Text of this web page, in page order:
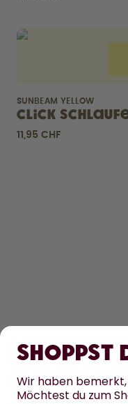
SUNBEAM YELLOW
Click
11,95 CHF
Shoppst
Wir haben bemerkt,
Möchtest du zum